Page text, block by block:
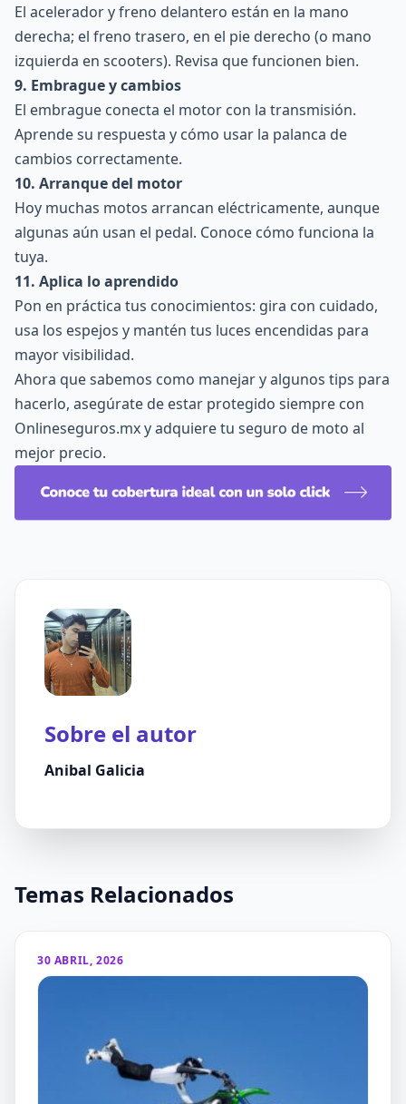
El acelerador y freno delantero están en la mano
derecha; el freno trasero, en el pie derecho (o mano
izquierda en scooters). Revisa que funcionen bien.
9. Embrague y cambios
El embrague conecta el motor con la transmisión.
Aprende su respuesta y cómo usar la palanca de
cambios correctamente.
10. Arranque del motor
Hoy muchas motos arrancan eléctricamente, aunque
algunas aún usan el pedal. Conoce cómo funciona la
tuya.
11. Aplica lo aprendido
Pon en práctica tus conocimientos: gira con cuidado,
usa los espejos y mantén tus luces encendidas para
mayor visibilidad.
Ahora que sabemos como manejar y algunos tips para
hacerlo, asegúrate de estar protegido siempre con
Onlineseguros.mx y adquiere tu seguro de moto al
mejor precio.
Sobre el autor
Anibal Galicia
Temas Relacionados
30 ABRIL, 2026